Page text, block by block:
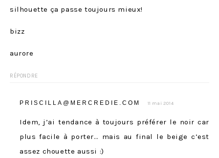
silhouette ça passe toujours mieux!
bizz
aurore
RÉPONDRE
PRISCILLA@MERCREDIE.COM 11 mai 2014
Idem, j’ai tendance à toujours préférer le noir car
plus facile à porter… mais au final le beige c’est
assez chouette aussi :)